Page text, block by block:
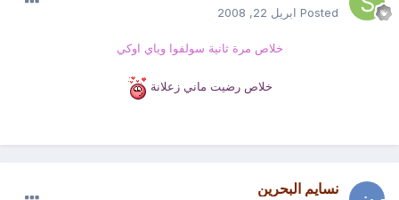
Posted ابريل 22, 2008
خلاص مرة ثانية سولفوا وياي اوكي
خلاص رضيت ماني زعلانة
نسايم البحرين